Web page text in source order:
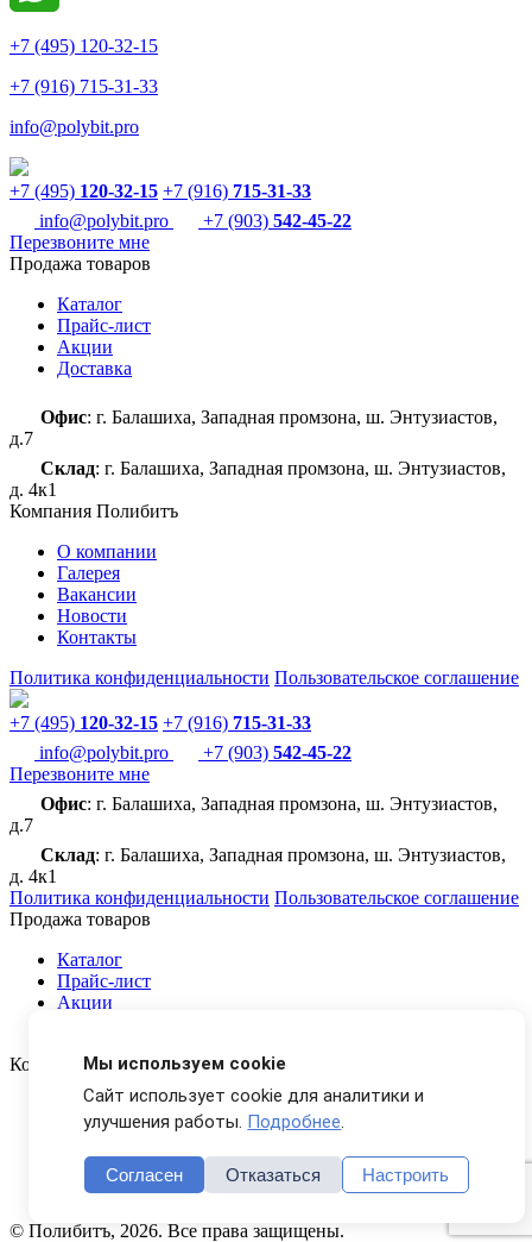
+7 (495) 120-32-15
+7 (916) 715-31-33
info@polybit.pro
+7 (495) 120-32-15 +7 (916) 715-31-33
info@polybit.pro
+7 (903) 542-45-22
Перезвоните мне
Продажа товаров
Каталог
Прайс-лист
Акции
Доставка
Офис: г. Балашиха, Западная промзона, ш. Энтузиастов,
д.7
Склад: г. Балашиха, Западная промзона, ш. Энтузиастов,
д. 4к1
Компания Полибитъ
О компании
Галерея
Вакансии
Новости
Контакты
Политика конфиденциальности Пользовательское соглашение
+7 (495) 120-32-15 +7 (916) 715-31-33
info@polybit.pro
+7 (903) 542-45-22
Перезвоните мне
Офис: г. Балашиха, Западная промзона, ш. Энтузиастов,
д.7
Склад: г. Балашиха, Западная промзона, ш. Энтузиастов,
д. 4к1
Политика конфиденциальности Пользовательское соглашение
Продажа товаров
Каталог
Прайс-лист
Акции
Компания Полибитъ
О компании
Галерея
Новости
Контакты
© Полибитъ, 2026. Все права защищены.
Мы используем cookie
Сайт использует cookie для аналитики и
улучшения работы. Подробнее.
Согласен Отказаться Настроить